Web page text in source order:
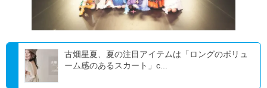
古畑星夏、夏の注目アイテムは「ロングのボリュ
ーム感のあるスカート」c...